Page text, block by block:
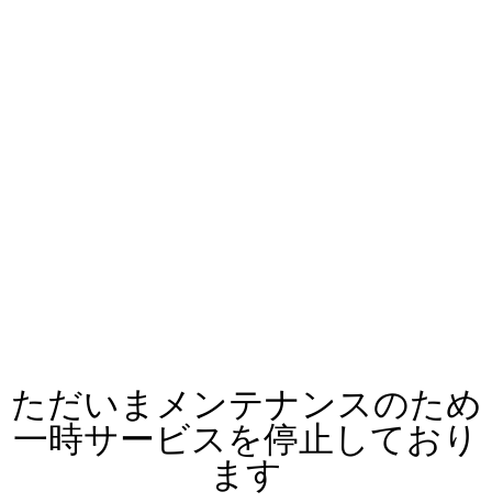
ただいまメンテナンスのため
一時サービスを停止しており
ます